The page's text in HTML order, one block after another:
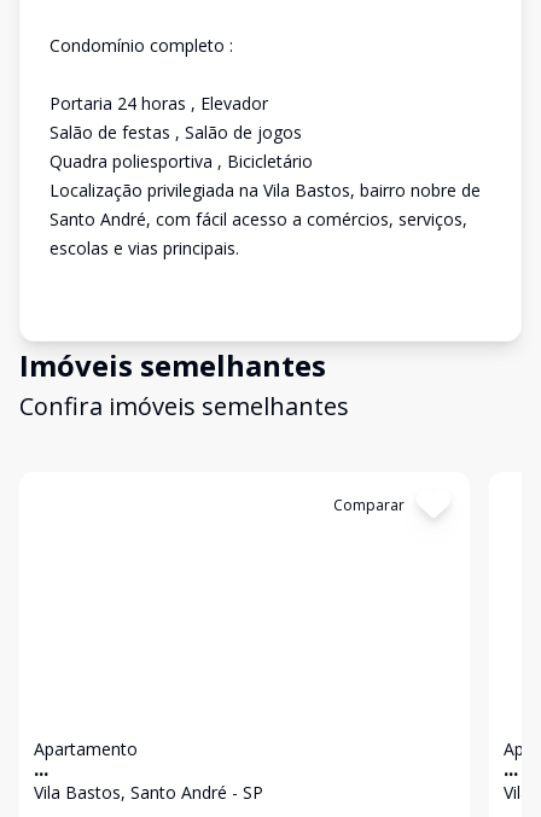
Condomínio completo :
Portaria 24 horas , Elevador
Salão de festas , Salão de jogos
Quadra poliesportiva , Bicicletário
Localização privilegiada na Vila Bastos, bairro nobre de
Santo André, com fácil acesso a comércios, serviços,
escolas e vias principais.
Imóveis semelhantes
Confira imóveis semelhantes
Comparar
Apartamento
...
Vila Bastos, Santo André - SP
...
Vila